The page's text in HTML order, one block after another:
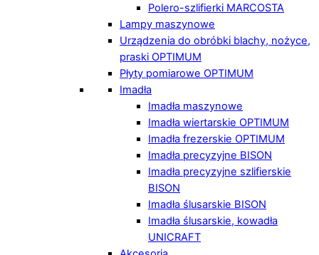
Polero-szlifierki MARCOSTA
Lampy maszynowe
Urządzenia do obróbki blachy, nożyce,
praski OPTIMUM
Płyty pomiarowe OPTIMUM
Imadła
Imadła maszynowe
Imadła wiertarskie OPTIMUM
Imadła frezerskie OPTIMUM
Imadła precyzyjne BISON
Imadła precyzyjne szlifierskie
BISON
Imadła ślusarskie BISON
Imadła ślusarskie, kowadła
UNICRAFT